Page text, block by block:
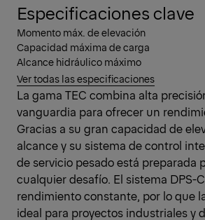
Especificaciones clave
Momento máx. de elevación
Capacidad máxima de carga
Alcance hidráulico máximo
Ver todas las especificaciones
La gama TEC combina alta
vanguardia para ofrecer un
Gracias a su gran capacidad de
alcance y su sistema de control
de servicio pesado está preparada
cualquier desafío. El sistema DPS-
rendimiento constante, por lo que
ideal para proyectos industriales y